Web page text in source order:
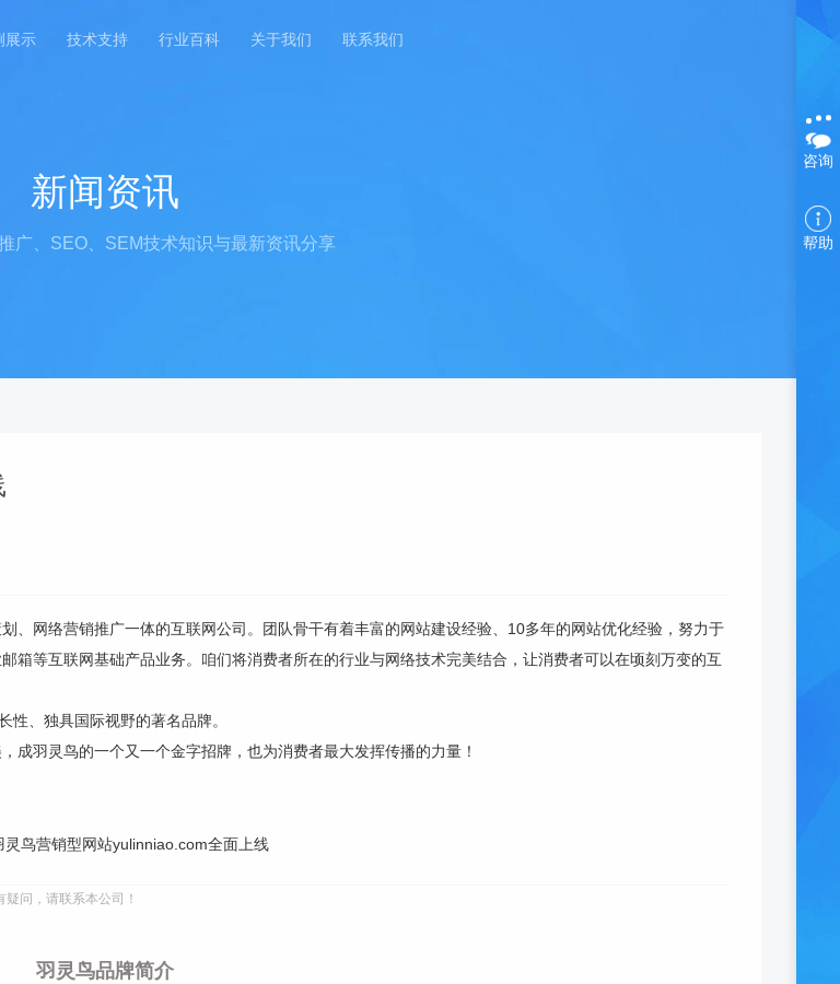
展示 技术支持 行业百科 关于我们 联系我们
咨询
帮助
新闻资讯
广、SEO、SEM技术知识与最新资讯分享
、网络营销推广一体的互联网公司。团队骨干有着丰富的网站建设经验、10多年的网站优化经验，努力于
箱等互联网基础产品业务。咱们将消费者所在的行业与网络技术完美结合，让消费者可以在顷刻万变的互
性、独具国际视野的著名品牌。
成羽灵鸟的一个又一个金字招牌，也为消费者最大发挥传播的力量！
问，请联系本公司！
羽灵鸟品牌简介